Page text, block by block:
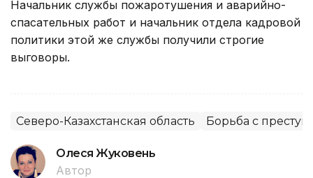
Начальник службы пожаротушения и аварийно-
спасательных работ и начальник отдела кадровой
политики этой же службы получили строгие
выговоры.
Северо-Казахстанская область Борьба с
Олеся Жуковень
Автор